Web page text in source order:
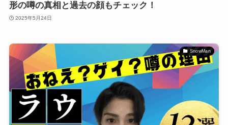
形の噂の真相と過去の顔もチェック！
2025年5月24日
SnowMan